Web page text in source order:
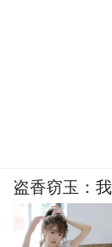
盗香窃玉：